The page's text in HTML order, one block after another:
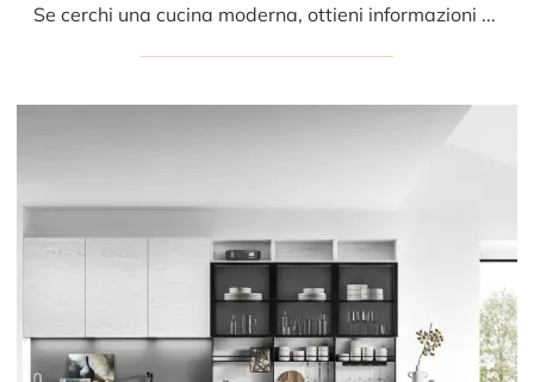
Se cerchi una cucina moderna, ottieni informazioni sul modello J22 006 Ar-due.